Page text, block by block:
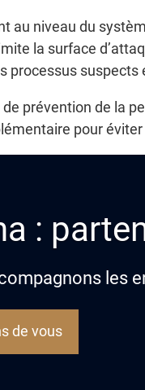
au niveau du
la surface
processus suspects
prévention de la
pour
:
les
de vous